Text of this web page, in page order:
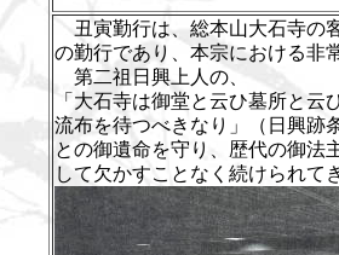
丑寅勤行は、総本山大石寺の
の勤行であり、本宗における非
第二祖日興上人の、
「大石寺は御堂と云ひ墓所と
流布を待つべきなり」（日興跡
との御遺命を守り、歴代の御法
して欠かすことなく続けられて